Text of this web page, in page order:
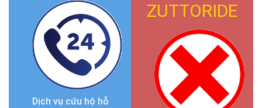
Dịch vụ cứu hộ hỗ
ZUTTORIDE